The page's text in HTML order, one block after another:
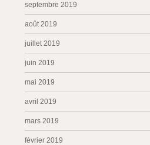
septembre 2019
août 2019
juillet 2019
juin 2019
mai 2019
avril 2019
mars 2019
février 2019